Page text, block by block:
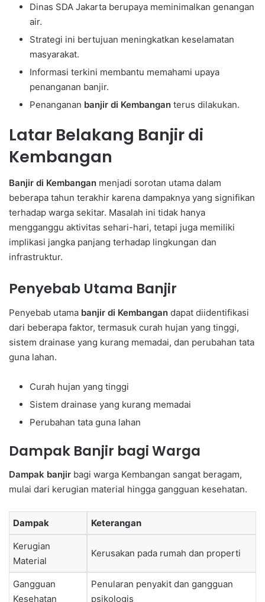
Dinas SDA Jakarta berupaya meminimalkan genangan
air.
Strategi ini bertujuan meningkatkan keselamatan
masyarakat.
Informasi terkini membantu memahami upaya
penanganan banjir.
Penanganan banjir di Kembangan terus dilakukan.
Latar Belakang Banjir di
Kembangan
Banjir di Kembangan menjadi sorotan utama dalam
beberapa tahun terakhir karena dampaknya yang signifikan
terhadap warga sekitar. Masalah ini tidak hanya
mengganggu aktivitas sehari-hari, tetapi juga memiliki
implikasi jangka panjang terhadap lingkungan dan
infrastruktur.
Penyebab Utama Banjir
Penyebab utama banjir di Kembangan dapat diidentifikasi
dari beberapa faktor, termasuk curah hujan yang tinggi,
sistem drainase yang kurang memadai, dan perubahan tata
guna lahan.
Curah hujan yang tinggi
Sistem drainase yang kurang memadai
Perubahan tata guna lahan
Dampak Banjir bagi Warga
Dampak banjir bagi warga Kembangan sangat beragam,
mulai dari kerugian material hingga gangguan kesehatan.
Dampak Keterangan
Kerugian
Material
Kerusakan pada rumah dan properti
Gangguan
Kesehatan
Penularan penyakit dan gangguan
psikologis